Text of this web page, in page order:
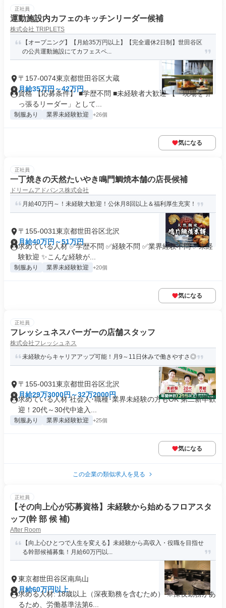
正社員
運動施設内カフェのキッチンリーダー候補
株式会社 TRIPLETS
【オープニング】【月給35万円以上】【完全週休2日制】世田谷区
の公共運動施設にてカフェスペ...
〒157-0074東京都世田谷区大蔵
月給35万円～42万円
資格 【応募条件】 ■学歴不問 ■未経験者大歓迎 【「現場を引
っ張るリーダー」として...
制服あり 業界未経験歓迎 +26個
気になる
正社員
一丁焼きの天然たいやき鳴門鯛焼本舗の店長候補
ドリームアドバンス株式会社
月給40万円～！未経験大歓迎！公休月8回以上＆福利厚生充実！
〒155-0031東京都世田谷区北沢
月給40万円～51万円
求めている人材 ✅学歴不問 ✅経験不問 ✅業界経験不問 ✅未経
験歓迎 ✨こんな経験が...
制服あり 業界未経験歓迎 +20個
気になる
正社員
フレッシュネスバーガーの店舗スタッフ
株式会社フレッシュネス
未経験からキャリアアップ可能！月9～11日休みで働きやすさ◎
〒155-0031東京都世田谷区北沢
月給29万3000円～32万2000円
求めている人材 社会人･職種･業界未経験の方もOK 第二新卒歓
迎！20代～30代中途入...
制服あり 業界未経験歓迎 +25個
気になる
この企業の類似求人を見る
正社員
【その向上心が応募資格】未経験から始めるフロアスタ
ッフ(幹 部 候 補)
After Room
【向上心ひとつで人生を変える】未経験から高収入・役職を目指せ
る幹部候補募集！月給60万円以...
東京都世田谷区南烏山
月給60万円以上
求める人材: 18歳以上（深夜勤務を含むため） ※深夜勤務があ
るため、労働基準法第6...